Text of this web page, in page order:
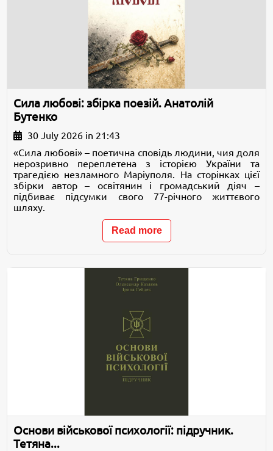
Сила любові: збірка поезій. Анатолій
Бутенко
30 July 2026 in 21:43
«Сила любові» – поетична сповідь людини, чия доля
нерозривно переплетена з історією України та
трагедією незламного Маріуполя. На сторінках цієї
збірки автор – освітянин і громадський діяч –
підбиває підсумки свого 77-річного життєвого
шляху.
Read more
Основи військової психології: підручник.
Тетяна...